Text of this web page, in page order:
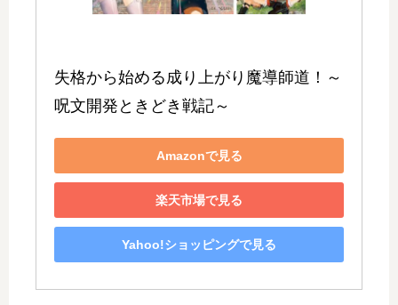
失格から始める成り上がり魔導師道！～
呪文開発ときどき戦記～
Amazonで見る
楽天市場で見る
Yahoo!ショッピングで見る